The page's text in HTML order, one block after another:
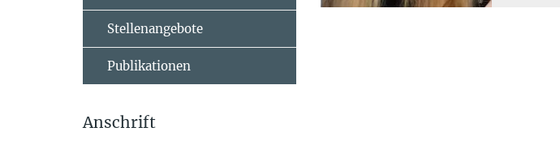
Stellenangebote
Publikationen
Anschrift